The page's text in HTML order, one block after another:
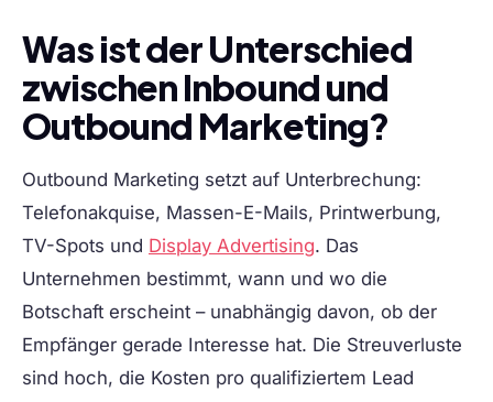
Was ist der Unterschied
zwischen Inbound und
Outbound Marketing?
Outbound Marketing setzt auf Unterbrechung:
Telefonakquise, Massen-E-Mails, Printwerbung,
TV-Spots und Display Advertising. Das
Unternehmen bestimmt, wann und wo die
Botschaft erscheint – unabhängig davon, ob der
Empfänger gerade Interesse hat. Die Streuverluste
sind hoch, die Kosten pro qualifiziertem Lead